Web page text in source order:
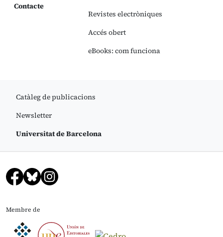
Contacte
Revistes electròniques
Accés obert
eBooks: com funciona
Catàleg de publicacions
Newsletter
Universitat de Barcelona
Membre de